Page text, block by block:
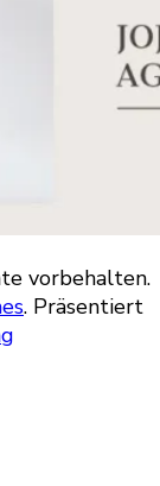
vorbehalten.
. Präsentiert